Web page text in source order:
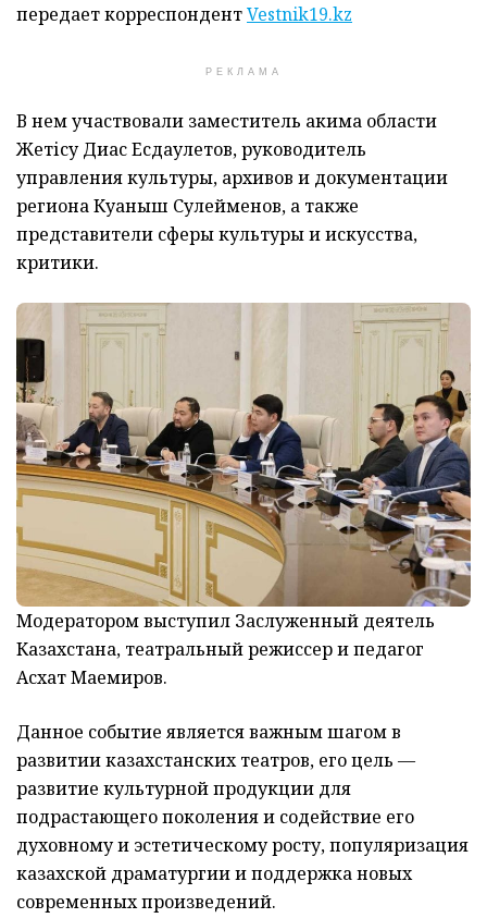
передает корреспондентVestnik19.kz
РЕКЛАМА
В нем участвовали заместитель акима области
Жетісу Диас Есдаулетов, руководитель
управления культуры, архивов и документации
региона Куаныш Сулейменов, а также
представители сферы культуры и искусства,
критики.
Модератором выступил Заслуженный деятель
Казахстана, театральный режиссер и педагог
Асхат Маемиров.
Данное событие является важным шагом в
развитии казахстанских театров, его цель —
развитие культурной продукции для
подрастающего поколения и содействие его
духовному и эстетическому росту, популяризация
казахской драматургии и поддержка новых
современных произведений.